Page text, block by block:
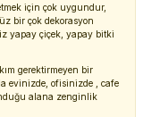
için çok uygundur,
bir çok dekorasyon
yapay çiçek, yapay bitki
gerektirmeyen bir
evinizde, ofisinizde , cafe
alana zenginlik